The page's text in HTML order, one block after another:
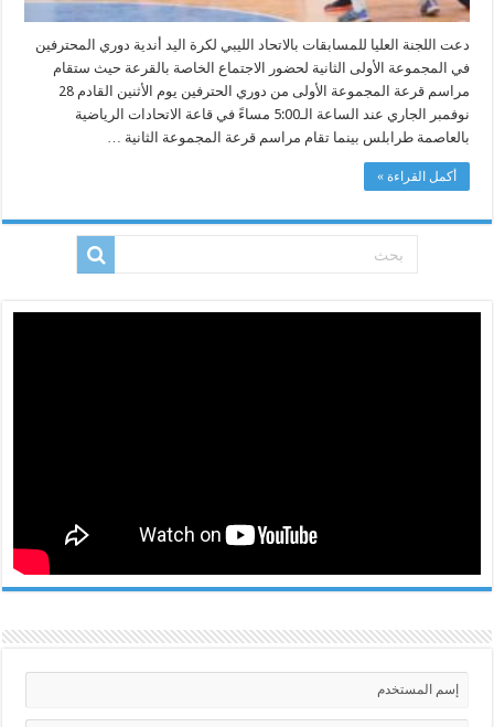
دعت اللجنة العليا للمسابقات بالاتحاد الليبي لكرة اليد أندية دوري المحترفين
في المجموعة الأولى الثانية لحضور الاجتماع الخاصة بالقرعة حيث ستقام
مراسم قرعة المجموعة الأولى من دوري الحترفين يوم الأثنين القادم 28
نوفمبر الجاري عند الساعة الـ5:00 مساءً في قاعة الاتحادات الرياضية
بالعاصمة طرابلس بينما تقام مراسم قرعة المجموعة الثانية …
أكمل القراءة »